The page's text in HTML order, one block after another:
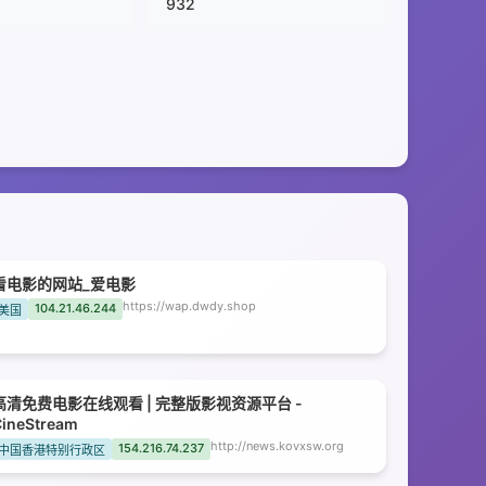
932
电影的网站_爱电影
国 104.21.46.244 https://wap.dwdy.shop
清免费电影在线观看 | 完整版影视资源平台 -
国香港特别行政区 154.216.74.237 http://news.kovxsw.org